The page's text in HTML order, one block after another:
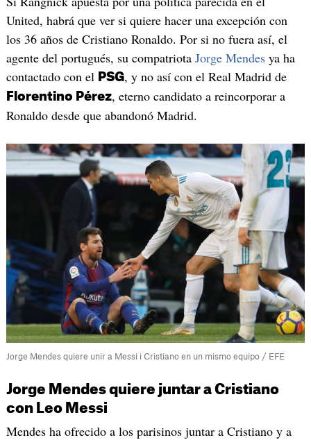
United, habrá que ver si quiere hacer una excepción con
los 36 años de Cristiano Ronaldo. Por si no fuera así, el
agente del portugués, su compatriota Jorge Mendesya ha
contactado con el PSG, y no así con el Real Madrid de
Florentino Pérez, eterno candidato a reincorporar a
Ronaldo desde que abandonó Madrid.
Jorge Mendes quiere unir a Messi i Cristiano en un mismo equipo / EFE
Jorge Mendes quiere juntar a Cristiano
con Leo Messi
Mendes ha ofrecido a los parisinos juntar a Cristiano y a